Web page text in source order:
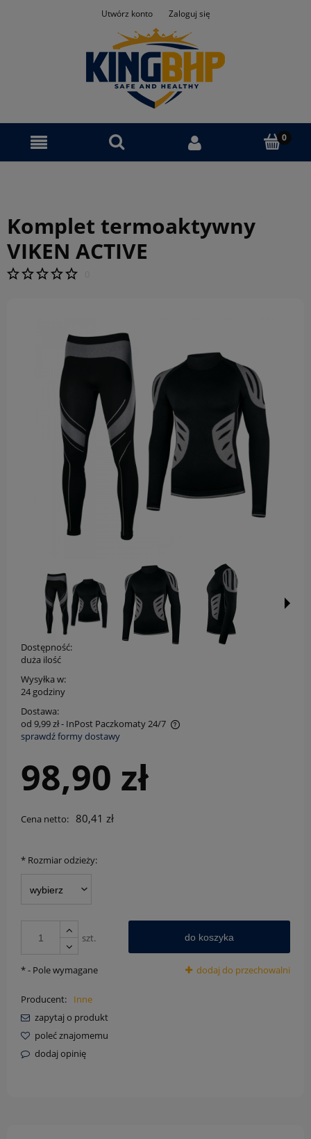
Utwórz konto Zaloguj się
Komplet termoaktywny
VIKEN ACTIVE
Dostępność:
duża ilość
Wysyłka w:
24 godziny
Dostawa:
od 9,99 zł- InPost Paczkomaty 24/7
Cena nie zawiera ewentualnych kosztów płatności
sprawdź formy dostawy
98,90 zł
Cena netto: 80,41 zł
* Rozmiar odzieży:
szt. do koszyka
dodaj do przechowalni
*- Pole wymagane
Producent:
Inne
zapytaj o produkt
poleć znajomemu
dodaj opinię